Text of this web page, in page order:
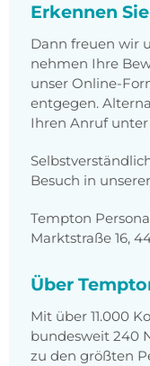
Erkennen
Dann freuen wir
nehmen Ihre
unser Online-
entgegen.
Ihren Anruf unter
Besuch in
Tempton
Marktstraße 16,
Über
Mit über 11.000
bundesweit 240
zu den größten